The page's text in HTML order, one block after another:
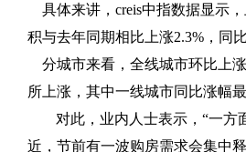
具体来讲， creis中指数据显示
积与去年同期相比上涨2.3% ，同
分城市来看，全线城市环比上
所上涨，其中一线城市同比涨幅
对此，业内人士表示，“一
近，节前有一波购房需求会集中